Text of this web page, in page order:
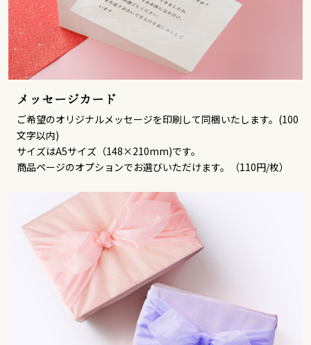
メッセージカード
ご希望のオリジナルメッセージを印刷して同梱いたします。(100
文字以内)
サイズはA5サイズ（148×210mm)です。
商品ページのオプションでお選びいただけます。（110円/枚）